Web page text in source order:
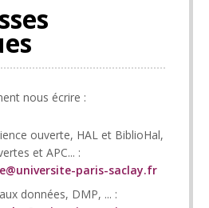
nous écrire :
ouverte, HAL et BiblioHal,
et APC... :
paris-saclay.fr
données, DMP, ... :